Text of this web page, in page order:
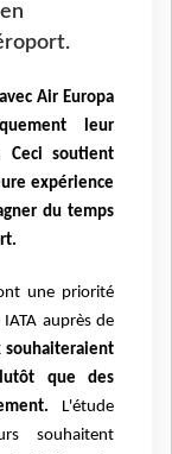
Air Europa
leur
Ceci soutient
expérience
du temps
une priorité
auprès de
souhaiteraient
que des
L'étude
souhaitent